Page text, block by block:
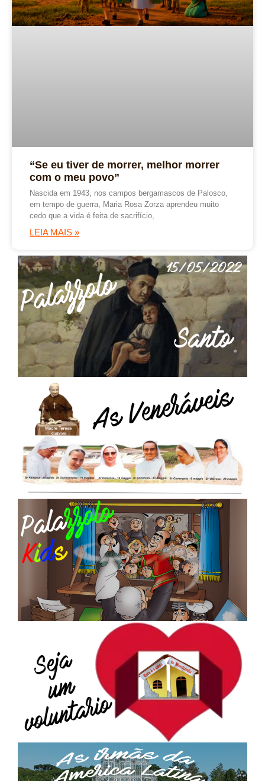
“Se eu tiver de morrer, melhor morrer
com o meu povo”
Nascida em 1943, nos campos bergamascos de Palosco,
em tempo de guerra, Maria Rosa Zorza aprendeu muito
cedo que a vida é feita de sacrifício,
LEIA MAIS »